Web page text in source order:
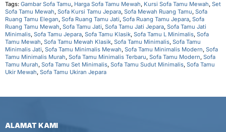
Tags: Gambar Sofa Tamu, Harga Sofa Tamu Mewah, Kursi Sofa Tamu Mewah, Set
Sofa Tamu Mewah, Sofa Kursi Tamu Jepara, Sofa Mewah Ruang Tamu, Sofa
Ruang Tamu Elegan, Sofa Ruang Tamu Jati, Sofa Ruang Tamu Jepara, Sofa
Ruang Tamu Mewah, Sofa Tamu Jati, Sofa Tamu Jati Jepara, Sofa Tamu Jati
Minimalis, Sofa Tamu Jepara, Sofa Tamu Klasik, Sofa Tamu L Minimalis, Sofa
Tamu Mewah, Sofa Tamu Mewah Klasik, Sofa Tamu Minimalis, Sofa Tamu
Minimalis Jati, Sofa Tamu Minimalis Mewah, Sofa Tamu Minimalis Modern, Sofa
Tamu Minimalis Murah, Sofa Tamu Minimalis Terbaru, Sofa Tamu Modern, Sofa
Tamu Murah, Sofa Tamu Set Minimalis, Sofa Tamu Sudut Minimalis, Sofa Tamu
Ukir Mewah, Sofa Tamu Ukiran Jepara
ALAMAT KAMI